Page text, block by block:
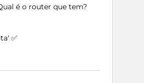
é o router que tem?
✅